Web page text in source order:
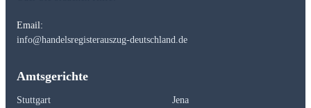
Email:
info@handelsregisterauszug-deutschland.de
Amtsgerichte
Stuttgart
Jena